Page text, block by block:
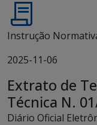
Instrução
2025-11-06
Extrato de
Técnica N.
Diário Oficial